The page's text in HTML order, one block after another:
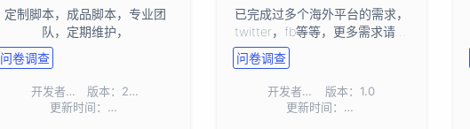
定制脚本，成品脚本，专业团
队，定期维护，
问卷调查
开发者： 全定制
版本：2.98
更新时间：2026-06-23
已完成过多个海外平台的需求，
twitter，fb等等，更多需求请联
问卷调查
开发者： stephen
版本：1.0
更新时间：2026-06-22